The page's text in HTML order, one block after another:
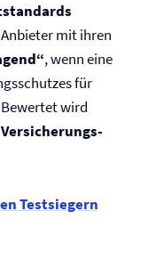
mit ihren
, wenn eine
für
wird
Testsiegern